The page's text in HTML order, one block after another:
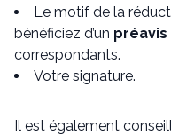
Le motif de la
bénéficiez d’un préavis
correspondants.
Votre signature.
Il est également